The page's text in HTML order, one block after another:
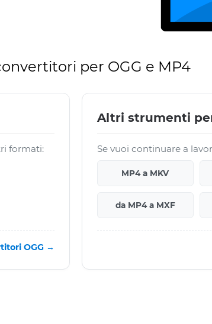
per OGG e MP4
formati:
OGG →
Altri strumenti
Se vuoi continuare a
MP4 a MKV
da MP4 a MXF